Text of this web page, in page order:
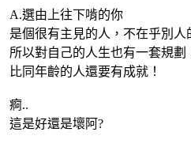
A.選由上往下啃的你
是個很有主見的人，不在乎別人
所以對自己的人生也有一套規劃
比同年齡的人還要有成就！
痾..
這是好還是壞阿?